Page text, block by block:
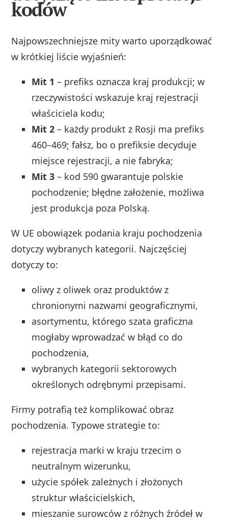
kodów
Najpowszechniejsze mity warto uporządkować
w krótkiej liście wyjaśnień:
Mit 1 – prefiks oznacza kraj produkcji; w
rzeczywistości wskazuje kraj rejestracji
właściciela kodu;
Mit 2 – każdy produkt z Rosji ma prefiks
460–469; fałsz, bo o prefiksie decyduje
miejsce rejestracji, a nie fabryka;
Mit 3 – kod 590 gwarantuje polskie
pochodzenie; błędne założenie, możliwa
jest produkcja poza Polską.
W UE obowiązek podania kraju pochodzenia
dotyczy wybranych kategorii. Najczęściej
dotyczy to:
oliwy z oliwek oraz produktów z
chronionymi nazwami geograficznymi,
asortymentu, którego szata graficzna
mogłaby wprowadzać w błąd co do
pochodzenia,
wybranych kategorii sektorowych
określonych odrębnymi przepisami.
Firmy potrafią też komplikować obraz
pochodzenia. Typowe strategie to:
rejestracja marki w kraju trzecim o
neutralnym wizerunku,
użycie spółek zależnych i złożonych
struktur właścicielskich,
mieszanie surowców z różnych źródeł w